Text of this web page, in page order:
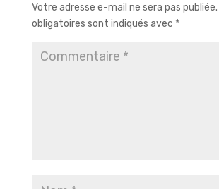
Votre adresse e-mail ne sera pas publiée.
obligatoires sont indiqués avec *